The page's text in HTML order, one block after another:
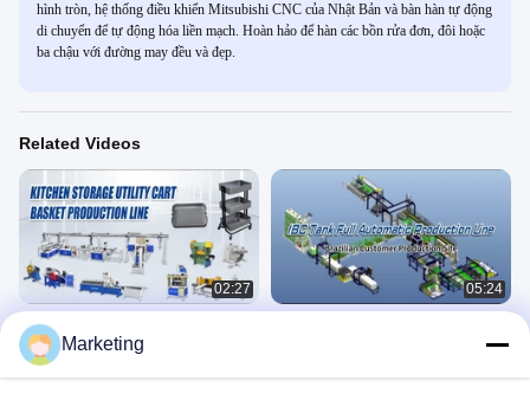
hình tròn, hệ thống điều khiển Mitsubishi CNC của Nhật Bản và bàn hàn tự động
di chuyển để tự động hóa liền mạch. Hoàn hảo để hàn các bồn rửa đơn, đôi hoặc
ba chậu với đường may đều và đẹp.
Related Videos
02:27
90 độ góc tự động điện thép máy hàn
sink / sink Welder 5KW 50Hz CE
Các Video Khác
05:24
Marketing